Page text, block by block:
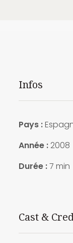
Infos
Pays :
Année :2008
Durée :7 min
Cast &